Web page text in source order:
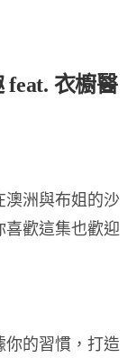
feat. 衣櫥醫
澳洲與布姐的沙
喜歡這集也歡迎
你的習慣，打造